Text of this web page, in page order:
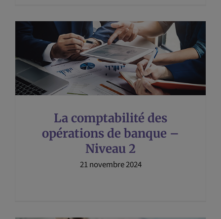
La comptabilité des
opérations de banque –
Niveau 2
21 novembre 2024